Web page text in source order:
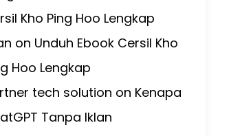
Kho Ping Hoo Lengkap
on Unduh Ebook Cersil Kho
Hoo Lengkap
tech solution on Kenapa
Tanpa Iklan